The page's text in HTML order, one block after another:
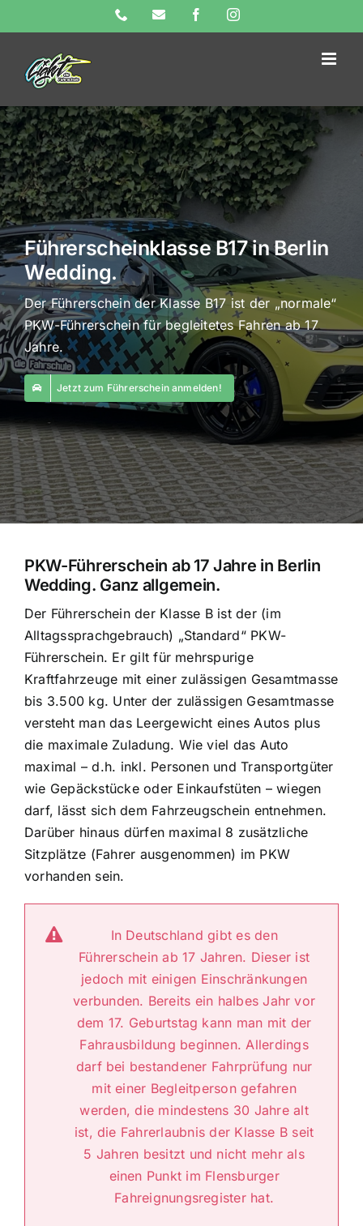
to
content
Phone E-
FacebookInstagram
Führerscheinklasse B17 in Berlin
Wedding.
Der Führerschein der Klasse B17 ist der „normale“
PKW-Führerschein für begleitetes Fahren ab 17
Jahre.
Jetzt zum Führerschein anmelden!
PKW-Führerschein ab 17 Jahre in Berlin
Wedding. Ganz allgemein.
Der Führerschein der Klasse B ist der (im
Alltagssprachgebrauch) „Standard“ PKW-
Führerschein. Er gilt für mehrspurige
Kraftfahrzeuge mit einer zulässigen Gesamtmasse
bis 3.500 kg. Unter der zulässigen Gesamtmasse
versteht man das Leergewicht eines Autos plus
die maximale Zuladung. Wie viel das Auto
maximal – d.h. inkl. Personen und Transportgüter
wie Gepäckstücke oder Einkaufstüten – wiegen
darf, lässt sich dem Fahrzeugschein entnehmen.
Darüber hinaus dürfen maximal 8 zusätzliche
Sitzplätze (Fahrer ausgenommen) im PKW
vorhanden sein.
In Deutschland gibt es den
Führerschein ab 17 Jahren. Dieser ist
jedoch mit einigen Einschränkungen
verbunden. Bereits ein halbes Jahr vor
dem 17. Geburtstag kann man mit der
Fahrausbildung beginnen. Allerdings
darf bei bestandener Fahrprüfung nur
mit einer Begleitperson gefahren
werden, die mindestens 30 Jahre alt
ist, die Fahrerlaubnis der Klasse B seit
5 Jahren besitzt und nicht mehr als
einen Punkt im Flensburger
Fahreignungsregister hat.